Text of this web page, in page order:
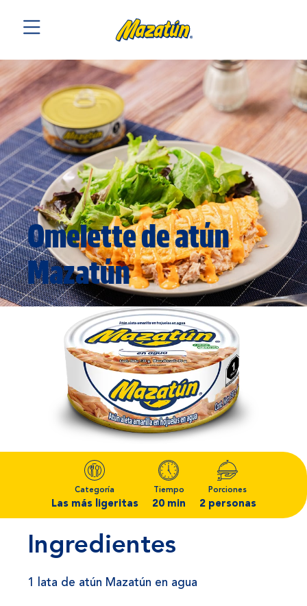
Omelette de atún
Mazatún
Categoría
Las más ligeritas
Tiempo
20 min
Porciones
2 personas
Ingredientes
1 lata de atún Mazatún en agua